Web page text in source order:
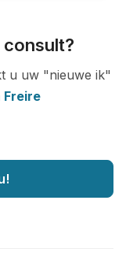
u uw "nieuwe ik"
Freire